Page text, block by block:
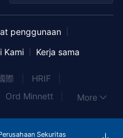
penggunaan
Kami Kerja sama
際 HRIF
Ord Minnett
信证券 | nabtrade
More
Sekuritas